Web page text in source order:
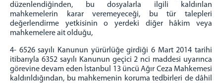
düzenlendiğinden, bu dosyalarla ilgili kaldırılan
mahkemelerin karar veremeyeceği, bu tür talepleri
değerlendirme yetkisinin o yerdeki diğer hâkim veya
mahkemelere ait olduğu,
4- 6526 sayılı Kanunun yürürlüğe girdiği 6 Mart 2014 tarihi
itibarıyla 6352 sayılı Kanunun geçici 2 nci maddesi uyarınca
görevine devam eden İstanbul 13 üncü Ağır Ceza Mahkemesi
kaldırıldığından, bu mahkemenin koruma tedbirleri de dâhil